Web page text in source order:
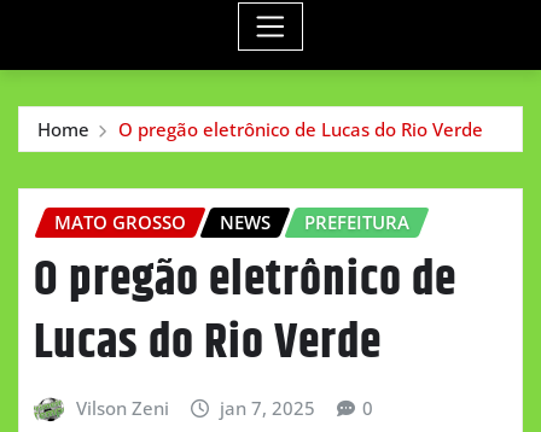
Home O pregão eletrônico de Lucas do Rio Verde
MATO GROSSO NEWS PREFEITURA
O pregão eletrônico de
Lucas do Rio Verde
Vilson Zeni jan 7, 2025 0